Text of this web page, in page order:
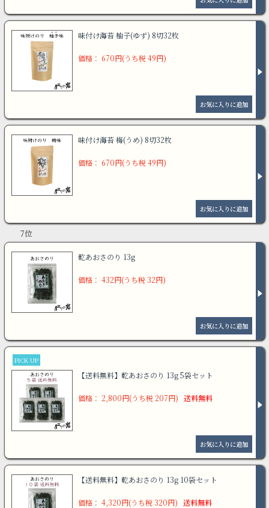
味付け海苔 柚子(ゆず) 8切32枚
価格： 670円(うち税 49円)
味付け海苔 梅(うめ) 8切32枚
価格： 670円(うち税 49円)
7位
乾あおさのり 13g
価格： 432円(うち税 32円)
PICK UP
【送料無料】乾あおさのり 13g 5袋セット
価格： 2,800円(うち税 207円) 送料無料
【送料無料】乾あおさのり 13g 10袋セット
価格： 4,320円(うち税 320円) 送料無料